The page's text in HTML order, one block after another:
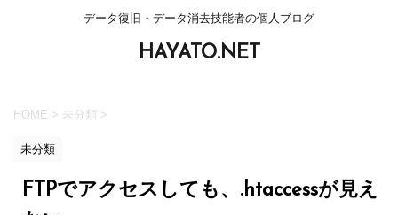
データ復旧・データ消去技能者の個人ブログ
HAYATO.NET
HOME > 未分類 >
未分類
FTPでアクセスしても、.htaccessが見え